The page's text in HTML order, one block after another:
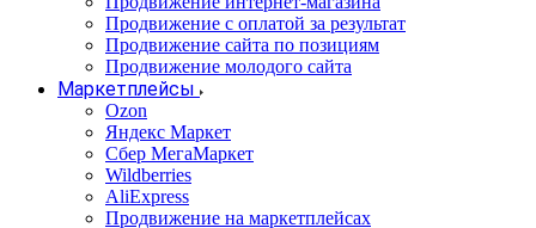
Продвижение с оплатой за результат
Продвижение сайта по позициям
Продвижение молодого сайта
Маркетплейсы
Ozon
Яндекс Маркет
Сбер МегаМаркет
Wildberries
AliExpress
Продвижение на маркетплейсах